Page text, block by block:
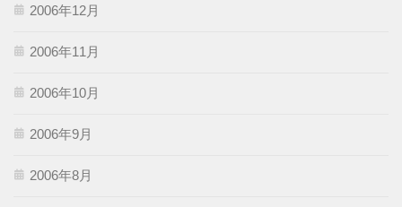
2006年12月
2006年11月
2006年10月
2006年9月
2006年8月